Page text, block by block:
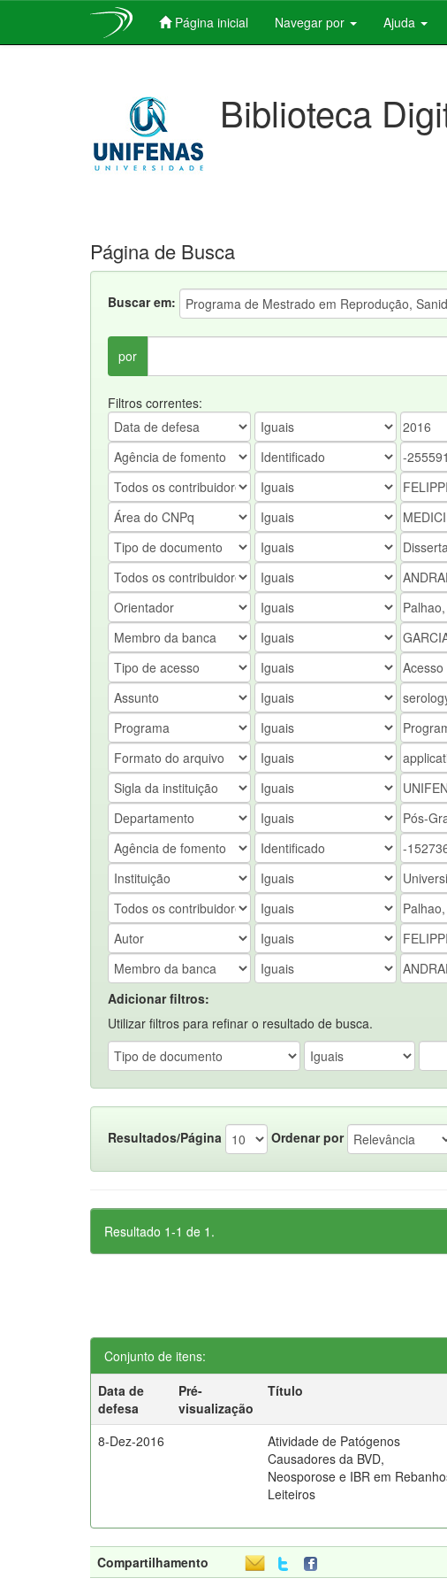
Página inicial Navegar por Ajuda
Biblioteca
Página de Busca
Buscar em:
por
Filtros correntes:
Adicionar filtros:
Utilizar filtros para refinar o resultado de busca.
Resultados/Página Ordenar por
Resultado 1-1 de 1.
Conjunto de itens:
Data de
defesa
Pré-
visualização
Título
8-Dez-2016
Atividade de Patógenos
Causadores da BVD,
Neosporose e IBR em
Leiteiros
Compartilhamento